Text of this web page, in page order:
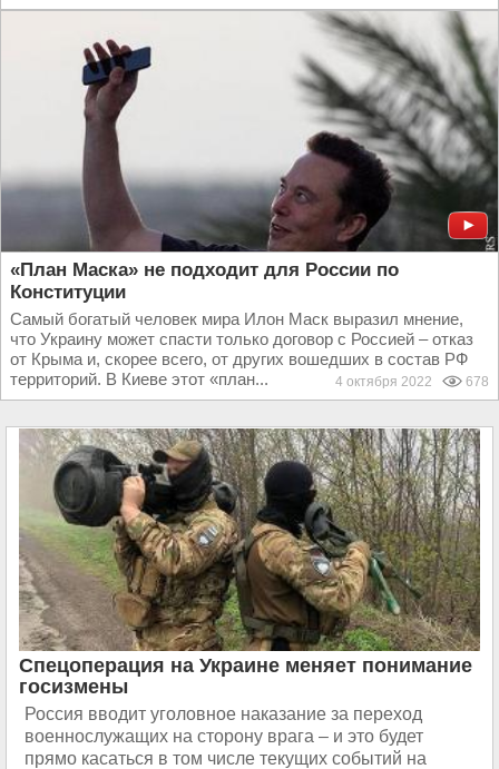
«План Маска» не подходит для России по
Конституции
Самый богатый человек мира Илон Маск выразил мнение,
что Украину может спасти только договор с Россией – отказ
от Крыма и, скорее всего, от других вошедших в состав РФ
территорий. В Киеве этот «план...
4 октября 2022 678
Спецоперация на Украине меняет понимание
госизмены
Россия вводит уголовное наказание за переход
военнослужащих на сторону врага – и это будет
прямо касаться в том числе текущих событий на